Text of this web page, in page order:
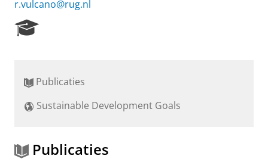
r.vulcano@rug.nl
r
h
r
t
Publicaties
Sustainable Development Goals
Publicaties